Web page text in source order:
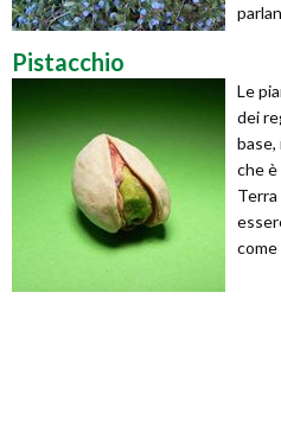
Pistacchio
Le
dei
che
Terra
come